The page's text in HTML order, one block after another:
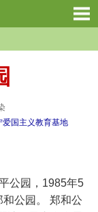
爱国主义教育基地
公园，1985年5
公园。 郑和公